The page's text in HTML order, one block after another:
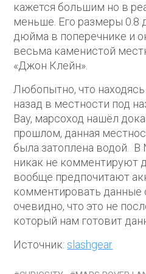
кажется большим но в
меньше. Его размеры 0.8
дюйма в поперечнике и
весьма каменистой
«Джон Клейн».
Любопытно, что
назад в местности под
Bay, марсоход нашёл
прошлом, данная
была затоплена водой. В
никак не комментируют
вообще предпочитают
комментировать данные
очевидно, что это не
который нам готовит
Источник:slashgear